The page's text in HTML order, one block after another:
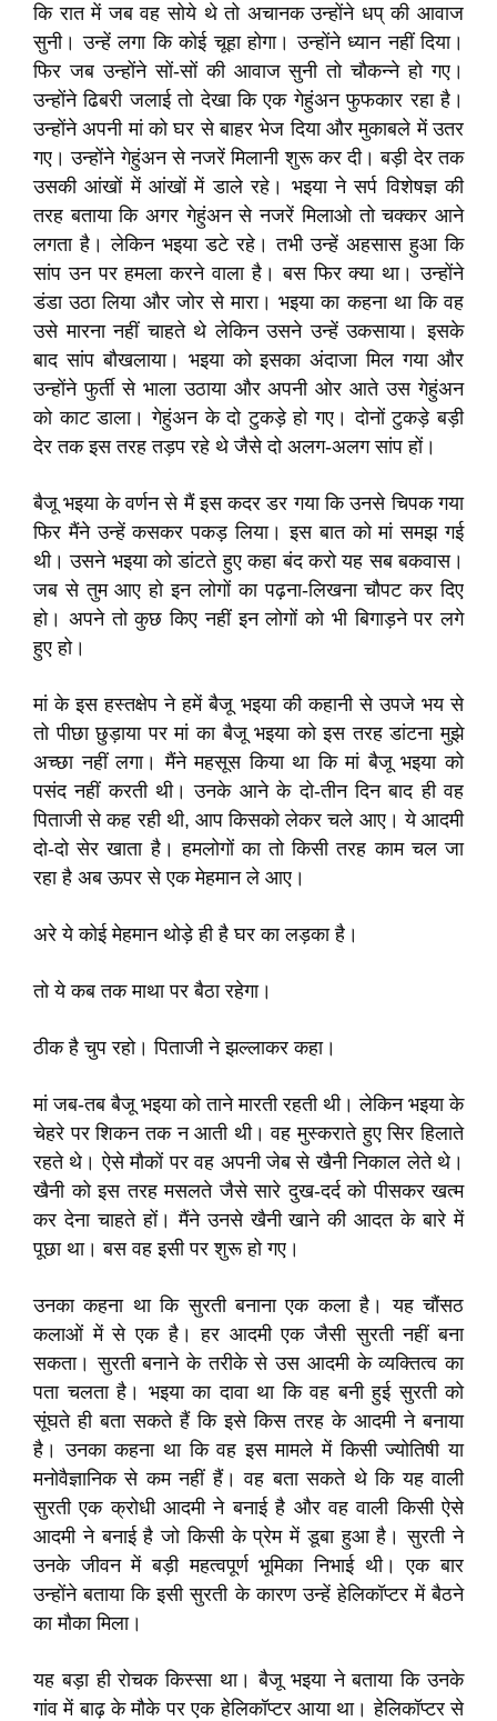
कि रात में जब वह सोये थे तो अचानक उन्होंने धप् की आवाज
सुनी। उन्हें लगा कि कोई चूहा होगा। उन्होंने ध्यान नहीं दिया।
फिर जब उन्होंने सों-सों की आवाज सुनी तो चौकन्ने हो गए।
उन्होंने ढिबरी जलाई तो देखा कि एक गेहुंअन फुफकार रहा है।
उन्होंने अपनी मां को घर से बाहर भेज दिया और मुकाबले में उतर
गए। उन्होंने गेहुंअन से नजरें मिलानी शुरू कर दी। बड़ी देर तक
उसकी आंखों में आंखों में डाले रहे। भइया ने सर्प विशेषज्ञ की
तरह बताया कि अगर गेहुंअन से नजरें मिलाओ तो चक्कर आने
लगता है। लेकिन भइया डटे रहे। तभी उन्हें अहसास हुआ कि
सांप उन पर हमला करने वाला है। बस फिर क्या था। उन्होंने
डंडा उठा लिया और जोर से मारा। भइया का कहना था कि वह
उसे मारना नहीं चाहते थे लेकिन उसने उन्हें उकसाया। इसके
बाद सांप बौखलाया। भइया को इसका अंदाजा मिल गया और
उन्होंने फुर्ती से भाला उठाया और अपनी ओर आते उस गेहुंअन
को काट डाला। गेहुंअन के दो टुकड़े हो गए। दोनों टुकड़े बड़ी
देर तक इस तरह तड़प रहे थे जैसे दो अलग-अलग सांप हों।
बैजू भइया के वर्णन से मैं इस कदर डर गया कि उनसे चिपक गया
फिर मैंने उन्हें कसकर पकड़ लिया। इस बात को मां समझ गई
थी। उसने भइया को डांटते हुए कहा बंद करो यह सब बकवास।
जब से तुम आए हो इन लोगों का पढ़ना-लिखना चौपट कर दिए
हो। अपने तो कुछ किए नहीं इन लोगों को भी बिगाड़ने पर लगे
हुए हो।
मां के इस हस्तक्षेप ने हमें बैजू भइया की कहानी से उपजे भय से
तो पीछा छुड़ाया पर मां का बैजू भइया को इस तरह डांटना मुझे
अच्छा नहीं लगा। मैंने महसूस किया था कि मां बैजू भइया को
पसंद नहीं करती थी। उनके आने के दो-तीन दिन बाद ही वह
पिताजी से कह रही थी, आप किसको लेकर चले आए। ये आदमी
दो-दो सेर खाता है। हमलोगों का तो किसी तरह काम चल जा
रहा है अब ऊपर से एक मेहमान ले आए।
अरे ये कोई मेहमान थोड़े ही है घर का लड़का है।
तो ये कब तक माथा पर बैठा रहेगा।
ठीक है चुप रहो। पिताजी ने झल्लाकर कहा।
मां जब-तब बैजू भइया को ताने मारती रहती थी। लेकिन भइया के
चेहरे पर शिकन तक न आती थी। वह मुस्कराते हुए सिर हिलाते
रहते थे। ऐसे मौकों पर वह अपनी जेब से खैनी निकाल लेते थे।
खैनी को इस तरह मसलते जैसे सारे दुख-दर्द को पीसकर खत्म
कर देना चाहते हों। मैंने उनसे खैनी खाने की आदत के बारे में
पूछा था। बस वह इसी पर शुरू हो गए।
उनका कहना था कि सुरती बनाना एक कला है। यह चौंसठ
कलाओं में से एक है। हर आदमी एक जैसी सुरती नहीं बना
सकता। सुरती बनाने के तरीके से उस आदमी के व्यक्तित्व का
पता चलता है। भइया का दावा था कि वह बनी हुई सुरती को
सूंघते ही बता सकते हैं कि इसे किस तरह के आदमी ने बनाया
है। उनका कहना था कि वह इस मामले में किसी ज्योतिषी या
मनोवैज्ञानिक से कम नहीं हैं। वह बता सकते थे कि यह वाली
सुरती एक क्रोधी आदमी ने बनाई है और वह वाली किसी ऐसे
आदमी ने बनाई है जो किसी के प्रेम में डूबा हुआ है। सुरती ने
उनके जीवन में बड़ी महत्वपूर्ण भूमिका निभाई थी। एक बार
उन्होंने बताया कि इसी सुरती के कारण उन्हें हेलिकॉप्टर में बैठने
का मौका मिला।
यह बड़ा ही रोचक किस्सा था। बैजू भइया ने बताया कि उनके
गांव में बाढ़ के मौके पर एक हेलिकॉप्टर आया था। हेलिकॉप्टर से